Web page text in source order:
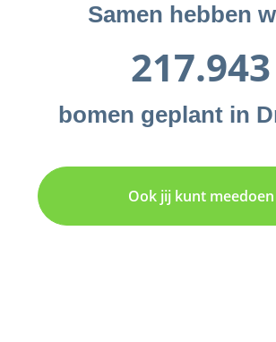
Samen hebben
217.943
bomen geplant in
Ook jij kunt meedoen